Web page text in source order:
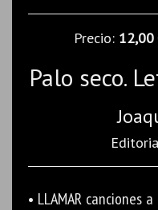
Precio: 12,00
Palo seco.
• LLAMAR canciones